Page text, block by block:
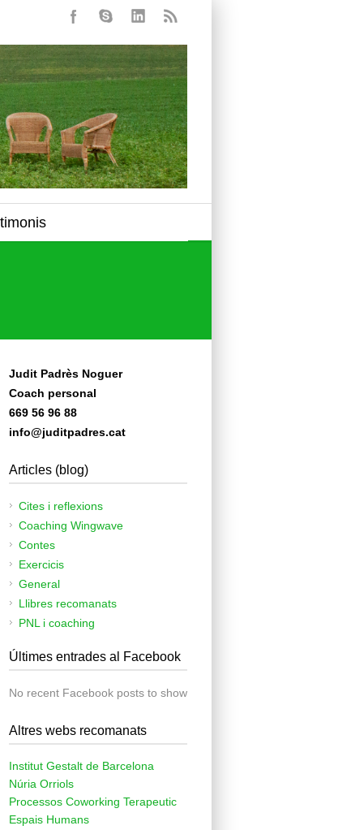
Judit Padrès Noguer
Coach personal
669 56 96 88
info@juditpadres.cat
Articles (blog)
Cites i reflexions
Coaching Wingwave
Contes
Exercicis
General
Llibres recomanats
PNL i coaching
Últimes entrades al Facebook
No recent Facebook posts to show
Altres webs recomanats
Institut Gestalt de Barcelona
Núria Orriols
Processos Coworking Terapeutic
Espais Humans